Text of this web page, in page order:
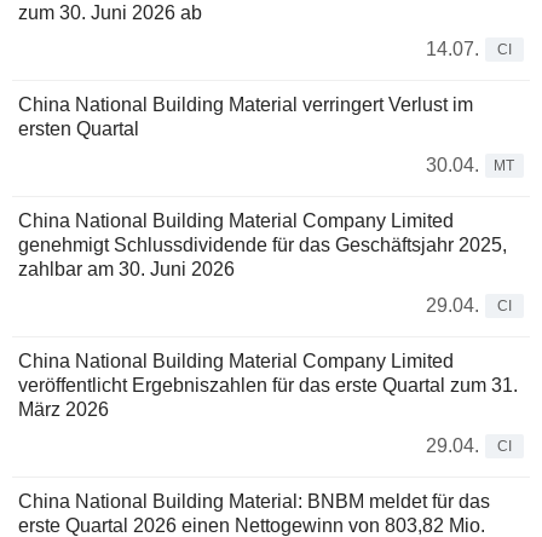
zum 30. Juni 2026 ab
14.07.
CI
China National Building Material verringert Verlust im
ersten Quartal
30.04.
MT
China National Building Material Company Limited
genehmigt Schlussdividende für das Geschäftsjahr 2025,
zahlbar am 30. Juni 2026
29.04.
CI
China National Building Material Company Limited
veröffentlicht Ergebniszahlen für das erste Quartal zum 31.
März 2026
29.04.
CI
China National Building Material: BNBM meldet für das
erste Quartal 2026 einen Nettogewinn von 803,82 Mio.